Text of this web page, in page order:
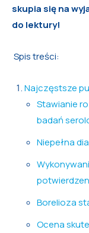
skupia się na
do lektury!
Spis treści:
Najczęstsze
Stawianie
badań
Niepełna
Borelioza
Ocena